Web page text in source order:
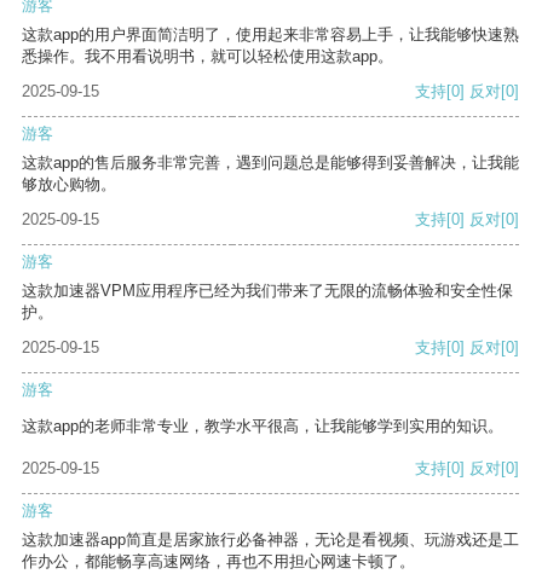
游客
这款app的用户界面简洁明了，使用起来非常容易上手，让我能够快速熟
悉操作。我不用看说明书，就可以轻松使用这款app。
2025-09-15
支持[0] 反对[0]
游客
这款app的售后服务非常完善，遇到问题总是能够得到妥善解决，让我能
够放心购物。
2025-09-15
支持[0] 反对[0]
游客
这款加速器VPM应用程序已经为我们带来了无限的流畅体验和安全性保
护。
2025-09-15
支持[0] 反对[0]
游客
这款app的老师非常专业，教学水平很高，让我能够学到实用的知识。
2025-09-15 支持[0] 反对[0]
游客
这款加速器app简直是居家旅行必备神器，无论是看视频、玩游戏还是工
作办公，都能畅享高速网络，再也不用担心网速卡顿了。